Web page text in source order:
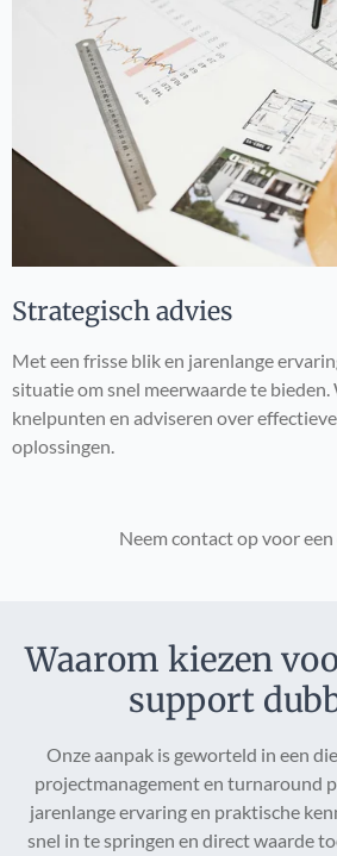
Strategisch advies
Met een frisse blik en jarenlange
situatie om snel meerwaarde te
knelpunten en adviseren over
oplossingen.
Neem contact op voor
Waarom kiezen
support
Onze aanpak is geworteld in een
projectmanagement en turnaround
jarenlange ervaring en praktische
snel in te springen en direct waarde